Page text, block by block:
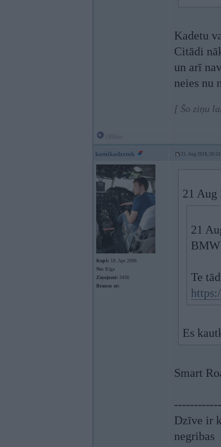
Kadetu
Citādi
un arī
neies nu
[ Šo ziņu
kamikadzemk 21. Aug 2018, 20:53
Kopš: 18. Apr 2006
No: Rīga
Ziņojumi: 3436
Braucu ar:
21
21
BMW
Te
Es
Smart
Dzīve ir
negribas